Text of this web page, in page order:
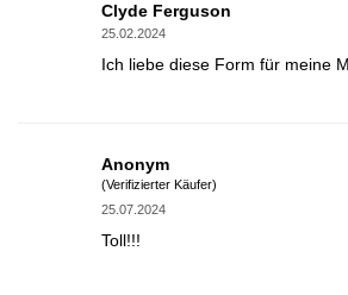
Clyde Ferguson
25.02.2024
Ich liebe diese Form für meine
Anonym
(Verifizierter Käufer)
25.07.2024
Toll!!!